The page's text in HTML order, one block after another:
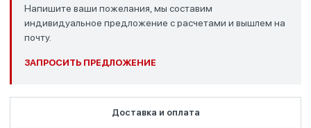
Напишите ваши пожелания, мы составим
индивидуальное предложение с расчетами и вышлем на
почту.
ЗАПРОСИТЬ ПРЕДЛОЖЕНИЕ
Доставка и оплата